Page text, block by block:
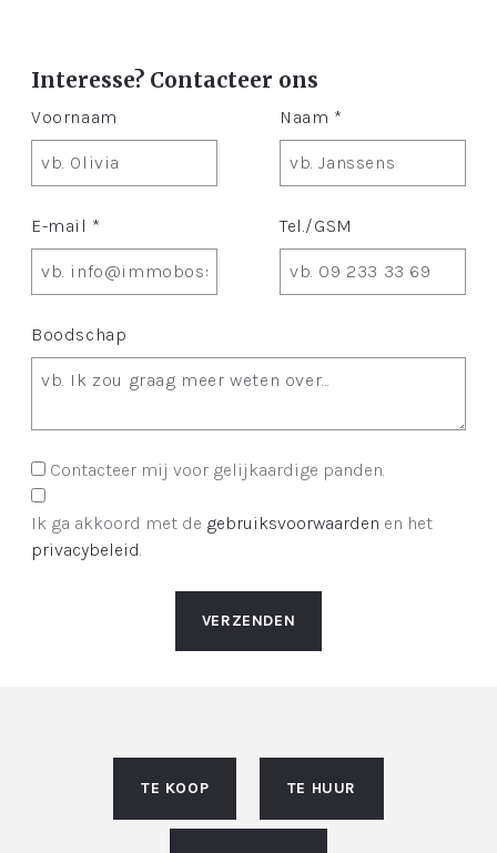
Interesse? Contacteer ons
Voornaam Naam *
E-mail * Tel./GSM
Boodschap
Contacteer mij voor gelijkaardige panden.
Ik ga akkoord met de gebruiksvoorwaarden en het
privacybeleid
VERZENDEN
TE KOOP TE HUUR